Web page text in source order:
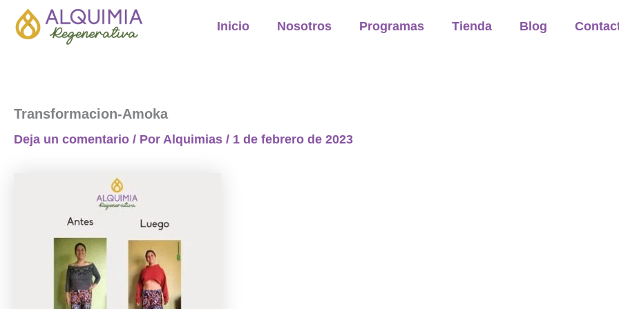
Inicio Nosotros Programas Tienda Blog
Transformacion-Amoka
Deja un comentario / Por Alquimias / 1 de febrero de 2023